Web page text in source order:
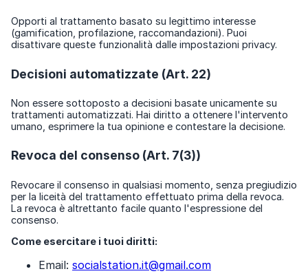
Opporti al trattamento basato su legittimo interesse
(gamification, profilazione, raccomandazioni). Puoi
disattivare queste funzionalità dalle impostazioni privacy.
Decisioni automatizzate (Art. 22)
Non essere sottoposto a decisioni basate unicamente su
trattamenti automatizzati. Hai diritto a ottenere l'intervento
umano, esprimere la tua opinione e contestare la decisione.
Revoca del consenso (Art. 7(3))
Revocare il consenso in qualsiasi momento, senza pregiudizio
per la liceità del trattamento effettuato prima della revoca.
La revoca è altrettanto facile quanto l'espressione del
consenso.
Come esercitare i tuoi diritti:
Email: socialstation.it@gmail.com